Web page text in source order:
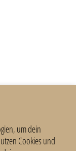
um dein
Cookies und